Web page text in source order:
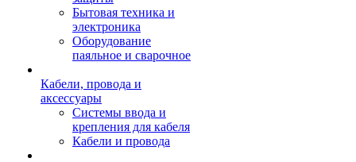
Бытовая техника и
электроника
Оборудование
паяльное и сварочное
Кабели, провода и
аксессуары
Системы ввода и
крепления для кабеля
Кабели и провода